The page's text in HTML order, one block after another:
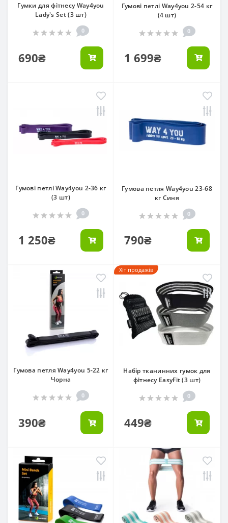
Гумки для фітнесу Way4you
Lady's Set (3 шт)
0
690₴
Гумові петлі Way4you 2-54 кг
(4 шт)
0
1 699₴
Гумові петлі Way4you 2-36 кг
(3 шт)
0
1 250₴
Гумова петля Way4you 23-68
кг Синя
0
790₴
Гумова петля Way4you 5-22 кг
Чорна
0
390₴
Хіт продажів
Набір тканинних гумок для
фітнесу EasyFit (3 шт)
0
449₴